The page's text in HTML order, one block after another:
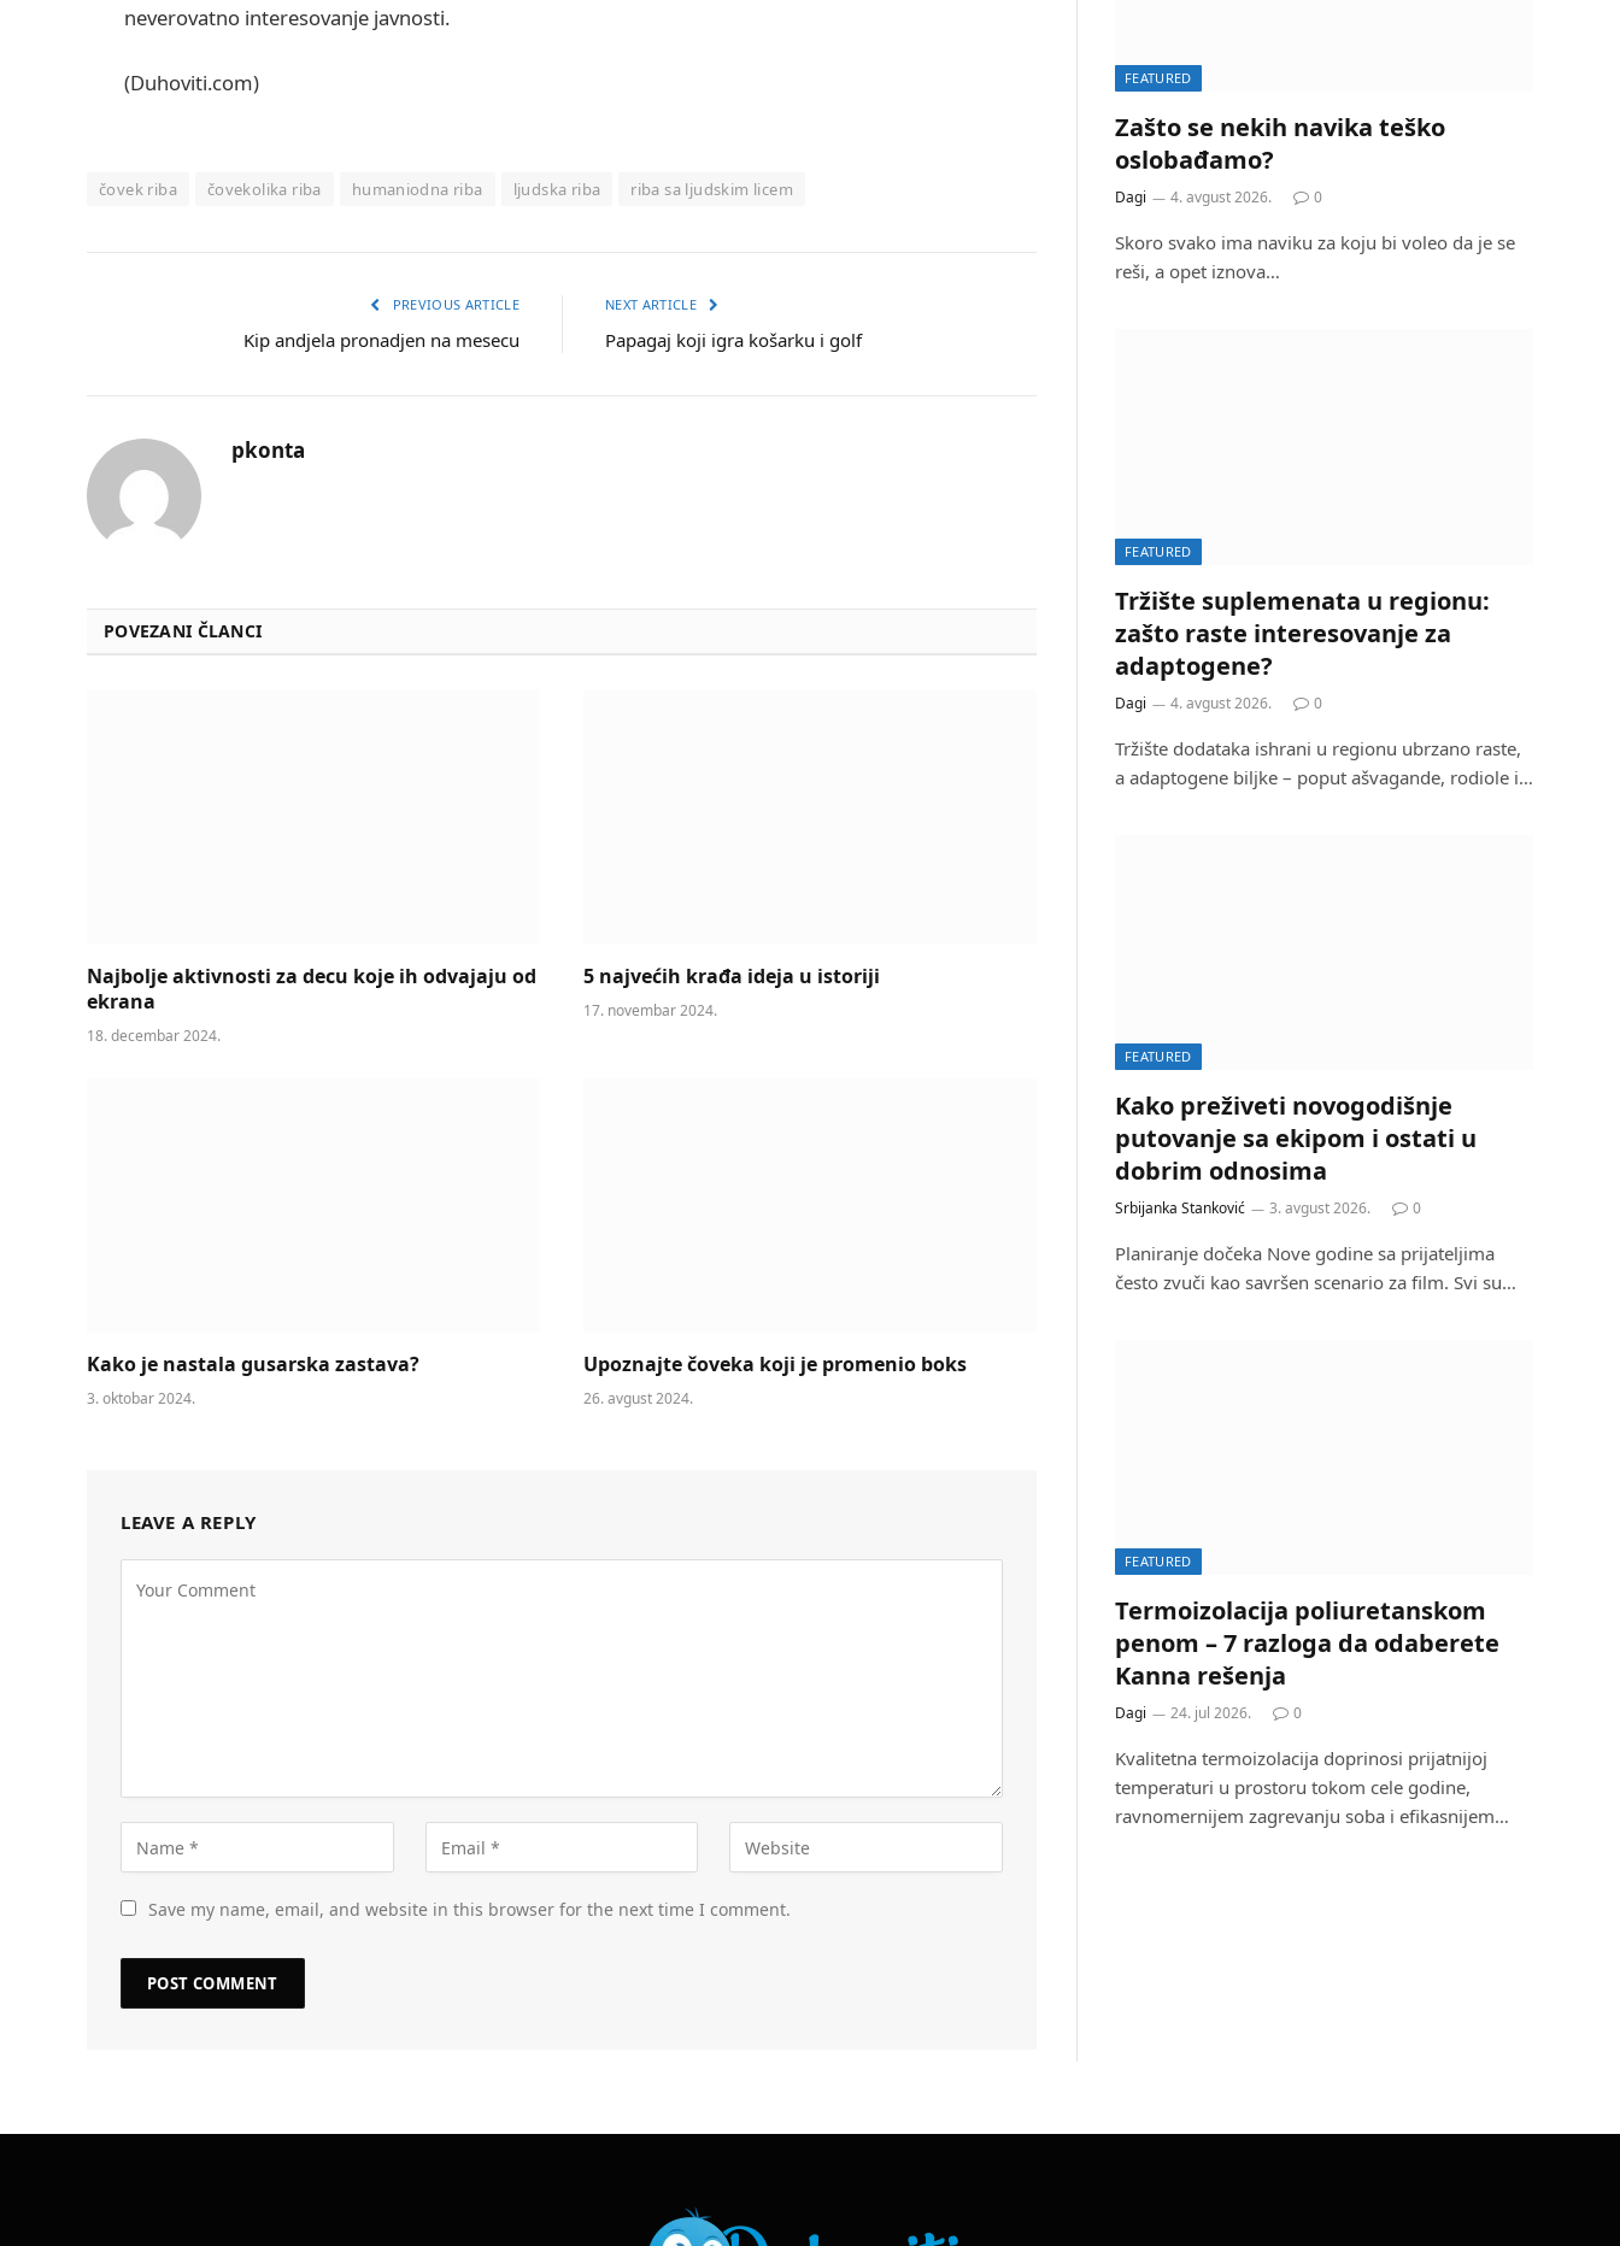
neverovatno interesovanje javnosti.
(Duhoviti.com)
čovek riba čovekolika riba humaniodna riba ljudska riba riba sa ljudskim licem
PREVIOUS ARTICLE
Kip andjela pronadjen na mesecu
NEXT ARTICLE
Papagaj koji igra košarku i golf
pkonta
POVEZANI ČLANCI
Najbolje aktivnosti za decu koje ih odvajaju od
ekrana
18. decembar 2024.
5 najvećih krađa ideja u istoriji
17. novembar 2024.
Kako je nastala gusarska zastava?
3. oktobar 2024.
Upoznajte čoveka koji je promenio boks
26. avgust 2024.
LEAVE A REPLY
Save my name, email, and website in this browser for the next time I comment.
FEATURED
Zašto se nekih navika teško
oslobađamo?
Dagi 4. avgust 2026. 0
Skoro svako ima naviku za koju bi voleo da je se
reši, a opet iznova…
FEATURED
Tržište suplemenata u regionu:
zašto raste interesovanje za
adaptogene?
Dagi 4. avgust 2026. 0
Tržište dodataka ishrani u regionu ubrzano raste,
a adaptogene biljke – poput ašvagande, rodiole i…
FEATURED
Kako preživeti novogodišnje
putovanje sa ekipom i ostati u
dobrim odnosima
Srbijanka Stanković 3. avgust 2026. 0
Planiranje dočeka Nove godine sa prijateljima
često zvuči kao savršen scenario za film. Svi su…
FEATURED
Termoizolacija poliuretanskom
penom – 7 razloga da odaberete
Kanna rešenja
Dagi 24. jul 2026. 0
Kvalitetna termoizolacija doprinosi prijatnijoj
temperaturi u prostoru tokom cele godine,
ravnomernijem zagrevanju soba i efikasnijem…